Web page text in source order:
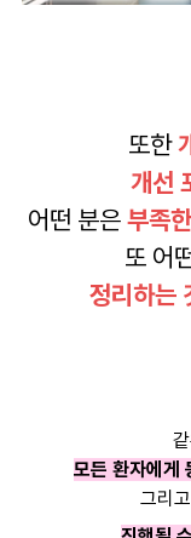
또한
개선
어떤 분은부족
또 어
정리하는
모든 환자에게
그리고